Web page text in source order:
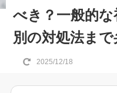
2025/12/18
べき？一般的
別の対処法ま